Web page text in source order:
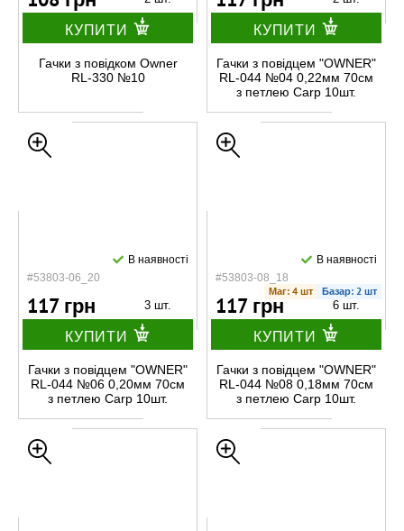
КУПИТИ
Гачки з повідком Owner
RL-330 №10
КУПИТИ
Гачки з повідцем "OWNER"
RL-044 №04 0,22мм 70см
з петлею Carp 10шт.
#53803-06_20
В наявності
117 грн 3 шт.
КУПИТИ
Гачки з повідцем "OWNER"
RL-044 №06 0,20мм 70см
з петлею Carp 10шт.
#53803-08_18
В наявності
Маг: 4 шт Базар: 2 шт
117 грн 6 шт.
КУПИТИ
Гачки з повідцем "OWNER"
RL-044 №08 0,18мм 70см
з петлею Carp 10шт.